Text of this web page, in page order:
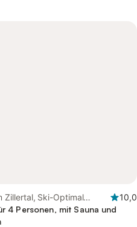
Zillertal, Ski-Optimal
10,0
4 Personen, mit Sauna und